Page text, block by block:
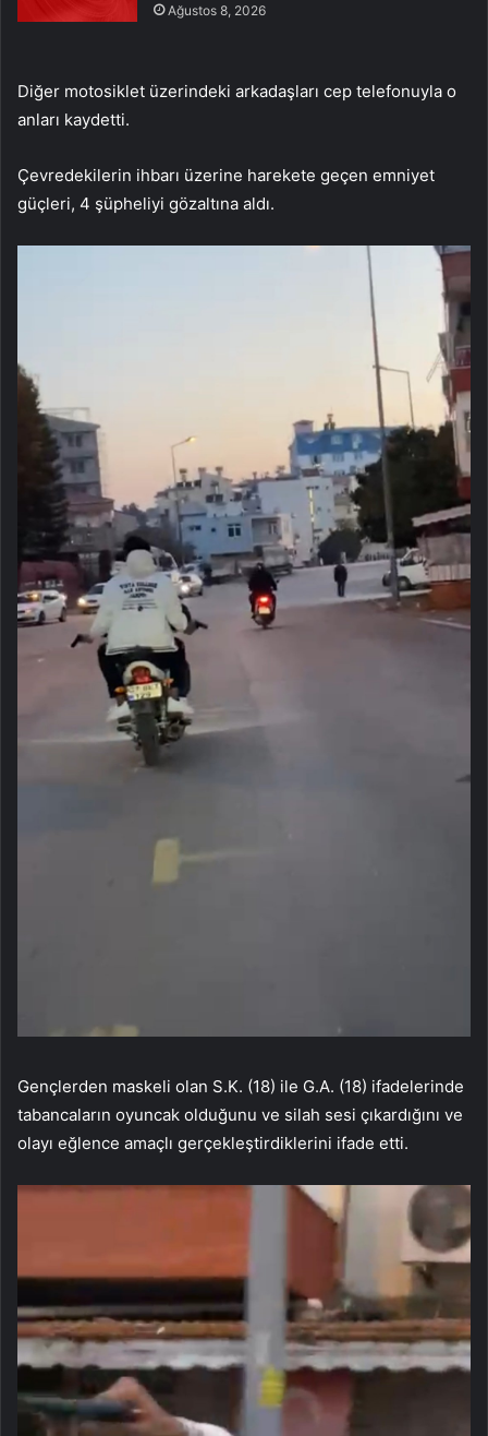
Ağustos 8, 2026
Diğer motosiklet üzerindeki arkadaşları cep telefonuyla o
anları kaydetti.
Çevredekilerin ihbarı üzerine harekete geçen emniyet
güçleri, 4 şüpheliyi gözaltına aldı.
Gençlerden maskeli olan S.K. (18) ile G.A. (18) ifadelerinde
tabancaların oyuncak olduğunu ve silah sesi çıkardığını ve
olayı eğlence amaçlı gerçekleştirdiklerini ifade etti.